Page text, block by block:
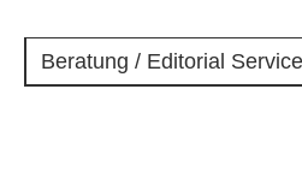
Beratung / Editorial